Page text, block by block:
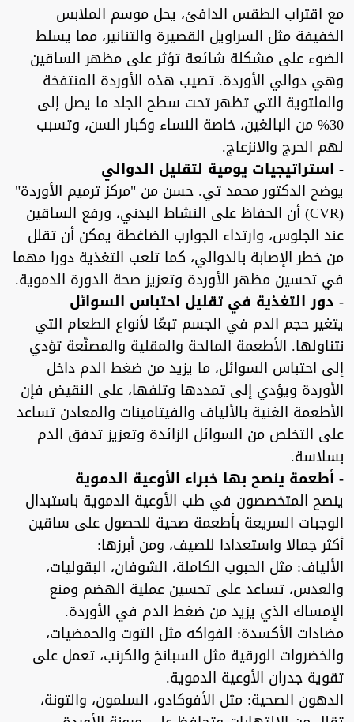
مع اقتراب الطقس الدافئ، يحل موسم الملابس
الخفيفة مثل السراويل القصيرة والتنانير، مما يسلط
الضوء على مشكلة شائعة تؤثر على مظهر الساقين
وهي دوالي الأوردة. تصيب هذه الأوردة المنتفخة
والملتوية التي تظهر تحت سطح الجلد ما يصل إلى
30% من البالغين، خاصة النساء وكبار السن، وتسبب
لهم الحرج والانزعاج.
- استراتيجيات يومية لتقليل الدوالي
يوضح الدكتور محمد تي. حسن من "مركز ترميم الأوردة"
(CVR) أن الحفاظ على النشاط البدني، ورفع الساقين
عند الجلوس، وارتداء الجوارب الضاغطة يمكن أن تقلل
من خطر الإصابة بالدوالي، كما تلعب التغذية دورا مهما
في تحسين مظهر الأوردة وتعزيز صحة الدورة الدموية.
- دور التغذية في تقليل احتباس السوائل
يتغير حجم الدم في الجسم تبعًا لأنواع الطعام التي
نتناولها. الأطعمة المالحة والمقلية والمصنّعة تؤدي
إلى احتباس السوائل، ما يزيد من ضغط الدم داخل
الأوردة ويؤدي إلى تمددها وتلفها، على النقيض فإن
الأطعمة الغنية بالألياف والفيتامينات والمعادن تساعد
على التخلص من السوائل الزائدة وتعزيز تدفق الدم
بسلاسة.
- أطعمة ينصح بها خبراء الأوعية الدموية
ينصح المتخصصون في طب الأوعية الدموية باستبدال
الوجبات السريعة بأطعمة صحية للحصول على ساقين
أكثر جمالا واستعدادا للصيف، ومن أبرزها:
الألياف: مثل الحبوب الكاملة، الشوفان، البقوليات،
والعدس، تساعد على تحسين عملية الهضم ومنع
الإمساك الذي يزيد من ضغط الدم في الأوردة.
مضادات الأكسدة: الفواكه مثل التوت والحمضيات،
والخضروات الورقية مثل السبانخ والكرنب، تعمل على
تقوية جدران الأوعية الدموية.
الدهون الصحية: مثل الأفوكادو، السلمون، والتونة،